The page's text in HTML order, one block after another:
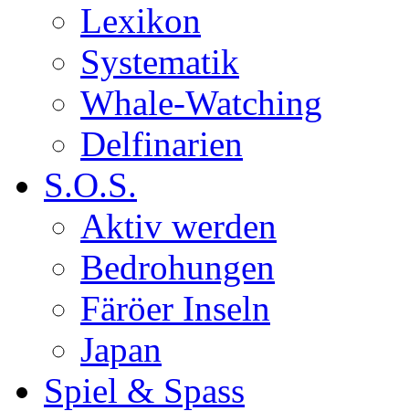
Lexikon
Systematik
Whale-Watching
Delfinarien
S.O.S.
Aktiv werden
Bedrohungen
Färöer Inseln
Japan
Spiel & Spass